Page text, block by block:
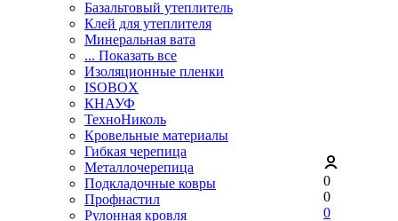
Базальтовый утеплитель
Клей для утеплителя
Минеральная вата
... Показать все
Изоляционные пленки
ISOBOX
КНАУФ
ТехноНиколь
Кровельные материалы
Гибкая черепица
Металлочерепица
Подкладочные ковры
Профнастил
Рулонная кровля
0
0
0